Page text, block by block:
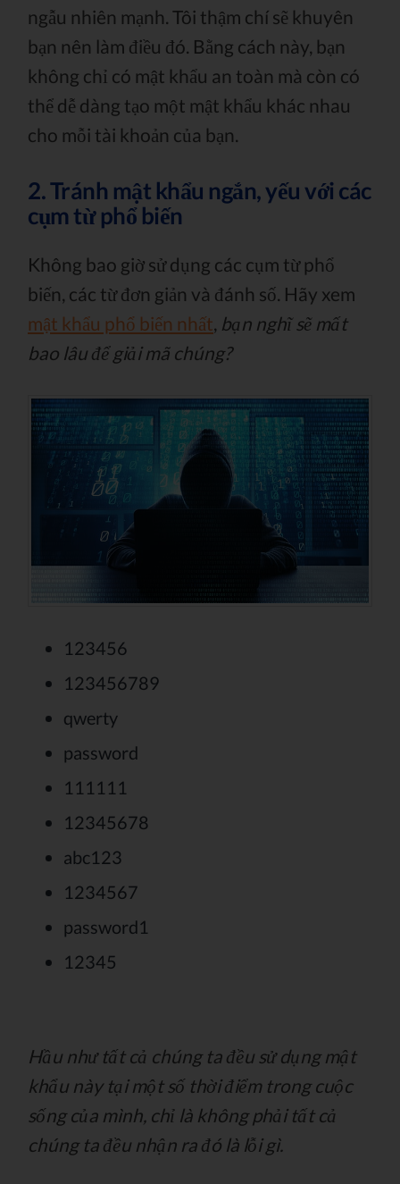
ngẫu nhiên mạnh. Tôi thậm chí sẽ khuyên
bạn nên làm điều đó. Bằng cách này, bạn
không chỉ có mật khẩu an toàn mà còn có
thể dễ dàng tạo một mật khẩu khác nhau
cho mỗi tài khoản của bạn.
2. Tránh mật khẩu ngắn, yếu với các
cụm từ phổ biến
Không bao giờ sử dụng các cụm từ phổ
biến, các từ đơn giản và đánh số. Hãy xem
mật khẩu phổ biến nhất bạn nghĩ sẽ mất
bao lâu để giải mã chúng?
123456
123456789
qwerty
password
111111
12345678
abc123
1234567
password1
12345
Hầu như tất cả chúng ta đều sử dụng mật
khẩu này tại một số thời điểm trong cuộc
sống của mình, chỉ là không phải tất cả
chúng ta đều nhận ra đó là lỗi gì.